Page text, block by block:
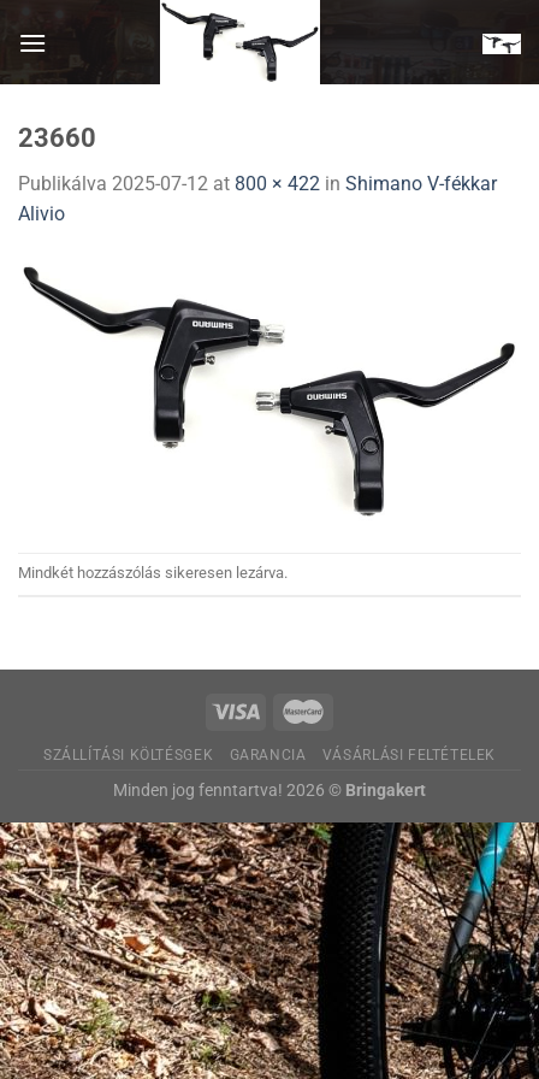
23660
Publikálva 2025-07-12 at 800 × 422 in Shimano V-fékkar
Alivio
Mindkét hozzászólás sikeresen lezárva.
SZÁLLÍTÁSI KÖLTÉSGEK GARANCIA VÁSÁRLÁSI FELTÉTELEK
Minden jog fenntartva! 2026 © Bringakert